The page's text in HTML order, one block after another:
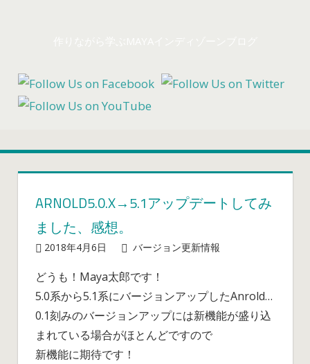
キ
ARNOLD5.0.X→5.1アップデートしてみ
ました、感想。
2018年4月6日 mayablog
バージョン更新情報
プ
デ
どうも！Maya太郎です！
5.0系から5.1系にバージョンアップしたAnrold…
0.1刻みのバージョンアップには新機能が盛り込
まれている場合がほとんどですので
新機能に期待です！